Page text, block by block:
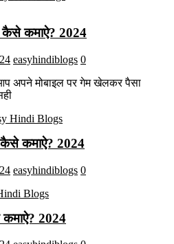
कमाऐ? 2024
easyhindiblogs 0
अपने मोबाइल पर गेम खेलकर पैसा
कमाऐ? 2024
easyhindiblogs 0
2024